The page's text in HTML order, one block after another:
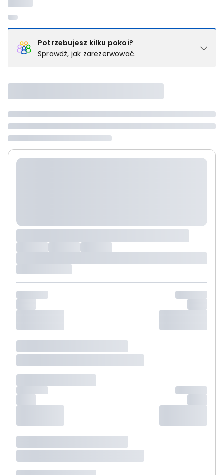
Potrzebujesz kilku pokoi?
Sprawdź, jak zarezerwować.
pokoju (lub apartamencie, willi itd.). Wybierz jedną z ofert z listy
i zarezerwuj ją. Zrób oddzielne rezerwacje dla każdego
kolejnego pokoju lubskontaktuj się z nami,by złożyć
zamówienie u naszego doradcy.
Maksymalna liczba uczestników
maksymalny limit dla 1 pokoju.